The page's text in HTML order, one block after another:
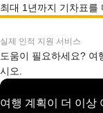
최대 1년까지 기차표를
실제 인적 지원 서비스
도움이 필요하세요? 여
시오.
여행 계획이 더 이상